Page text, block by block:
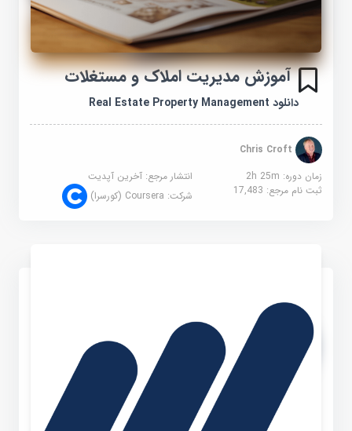
آموزش مدیریت املاک و مستغلات
دانلود Real Estate Property Management
Chris Croft
زمان دوره: 2h 25m
انتشار مرجع:آخرین آپدیت
ثبت نام مرجع:17,483 شرکت:Coursera (کورسرا)